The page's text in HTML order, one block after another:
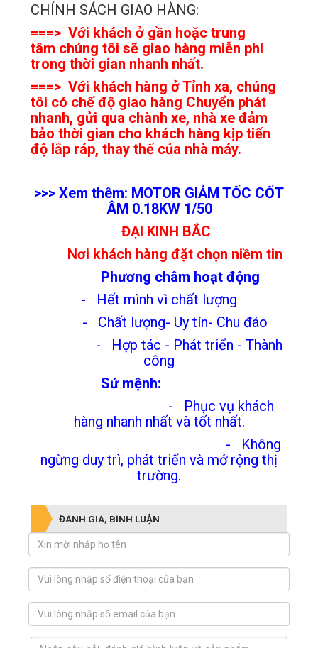
CHÍNH SÁCH GIAO HÀNG:
===> Với khách ở gần hoặc trung
tâm chúng tôi sẽ giao hàng miễn phí
trong thời gian nhanh nhất.
===> Với khách hàng ở Tỉnh xa, chúng
tôi có chế độ giao hàng Chuyển phát
nhanh, gửi qua chành xe, nhà xe đảm
bảo thời gian cho khách hàng kịp tiến
độ lắp ráp, thay thế của nhà máy.
>>> Xem thêm: MOTOR GIẢM TỐC CỐT
ÂM 0.18KW 1/50
ĐẠI KINH BẮC
Nơi khách hàng đặt chọn niềm tin
Phương châm hoạt động
- Hết mình vì chất lượng
- Chất lượng- Uy tín- Chu đáo
- Hợp tác - Phát triển - Thành
công
Sứ mệnh:
- Phục vụ khách
hàng nhanh nhất và tốt nhất.
- Không
ngừng duy trì, phát triển và mở rộng thị
trường.
ĐÁNH GIÁ, BÌNH LUẬN